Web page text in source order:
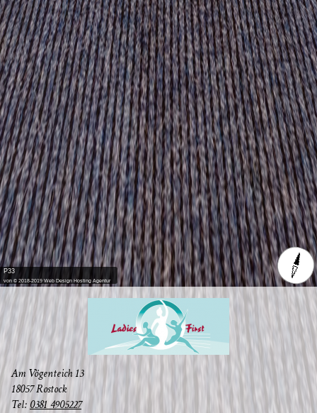
Am Vögen­teich 13
18057 Rostock
Tel: 0381 4905227
P33
von © 2018-2019 Web Design Hosting Agentur